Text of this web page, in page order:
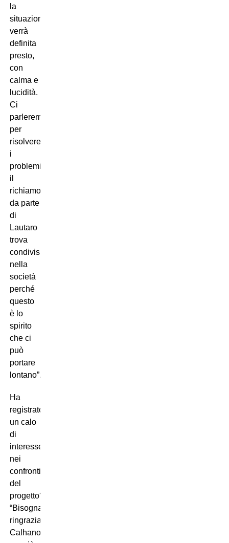
la
situazione
verrà
definita
presto,
con
calma e
lucidità.
Ci
parleremo
per
risolvere
i
problemi:
il
richiamo
da parte
di
Lautaro
trova
condivisione
nella
società
perché
questo
è lo
spirito
che ci
può
portare
lontano”.
Ha
registrato
un calo
di
interesse
nei
confronti
del
progetto?
“Bisogna
ringraziare
Calhanoglu